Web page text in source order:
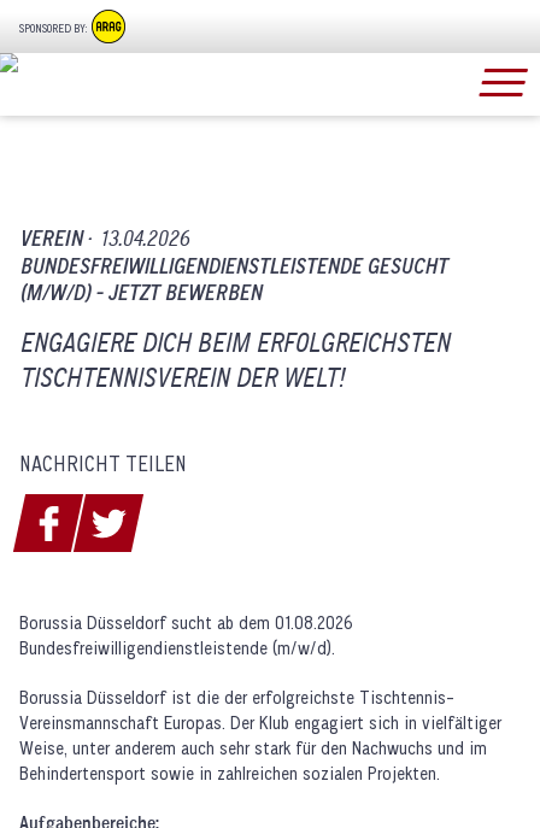
SPONSORED BY:
VEREIN · 13.04.2026
BUNDESFREIWILLIGENDIENSTLEISTENDE GESUCHT
(M/W/D) - JETZT BEWERBEN
ENGAGIERE DICH BEIM ERFOLGREICHSTEN
TISCHTENNISVEREIN DER WELT!
NACHRICHT TEILEN
Borussia Düsseldorf sucht ab dem 01.08.2026
Bundesfreiwilligendienstleistende (m/w/d).
Borussia Düsseldorf ist die der erfolgreichste Tischtennis-
Vereinsmannschaft Europas. Der Klub engagiert sich in vielfältiger
Weise, unter anderem auch sehr stark für den Nachwuchs und im
Behindertensport sowie in zahlreichen sozialen Projekten.
Aufgabenbereiche: